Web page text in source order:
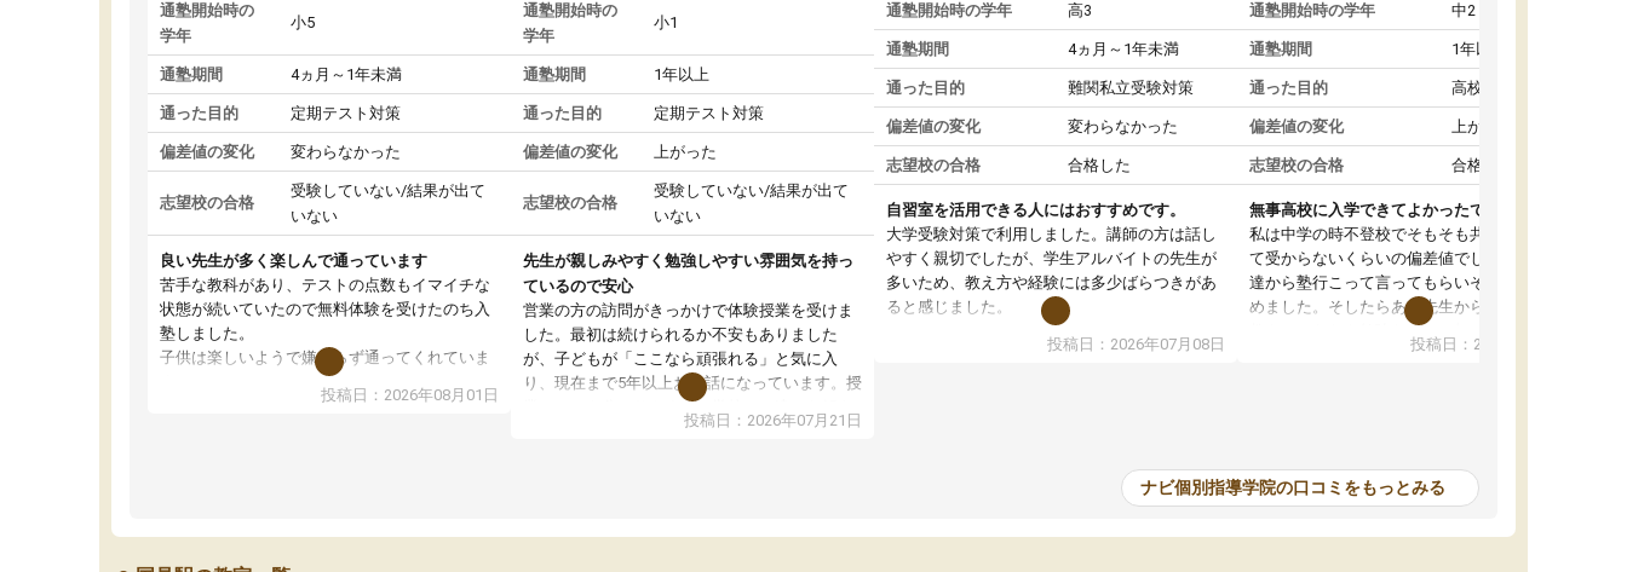
通塾開始時の
学年
小5
通塾期間 4ヵ月～1年未満
通った目的 定期テスト対策
偏差値の変化 変わらなかった
志望校の合格
受験していない/結果が出て
いない
良い先生が多く楽しんで通っています
苦手な教科があり、テストの点数もイマイチな
状態が続いていたので無料体験を受けたのち入
塾しました。
子供は楽しいようで嫌がらず通ってくれていま
先生は良い方が多く、いつも笑顔で対応して頂
投稿日：2026年08月01日
通塾開始時の
学年
小1
通塾期間 1年以上
通った目的 定期テスト対策
偏差値の変化 上がった
志望校の合格
受験していない/結果が出て
いない
先生が親しみやすく勉強しやすい雰囲気を持っ
ているので安心
営業の方の訪問がきっかけで体験授業を受けま
した。最初は続けられるか不安もありました
が、子どもが「ここなら頑張れる」と気に入
り、現在まで5年以上お世話になっています。授
業はとても分かりやすく、学校とは違った解き
方や、子どもに合った覚え方・考え方を丁寧に
投稿日：2026年07月21日
通塾開始時の学年 高3
通塾期間 4ヵ月～1年未満
通った目的 難関私立受験対策
偏差値の変化 変わらなかった
志望校の合格 合格した
自習室を活用できる人にはおすすめです。
大学受験対策で利用しました。講師の方は話し
やすく親切でしたが、学生アルバイトの先生が
多いため、教え方や経験には多少ばらつきがあ
ると感じました。
授業はホワイトボードを使って説明してくれる
教室全体としては小学生や中学生の利用者が多
投稿日：2026年07月08日
通塾開始時の学年 中2
通塾期間 1年以上
通った目的 高校受験対策
偏差値の変化 上がった
志望校の合格 合格した
無事高校に入学できてよかったです。
私は中学の時不登校でそもそも共学の高校なん
て受からないくらいの偏差値でした。ある日友
達から塾行こって言ってもらいそこから通い始
めました。そしたらある先生から学ぶ楽しさを
教えていただき勉強などして無かったのに自主
室で勉強するくらいハマりました。私の担当の
投稿日：2026年07月01日
ナビ個別指導学院の口コミをもっとみる